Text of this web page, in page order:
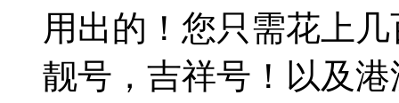
用出的！您只需花上
靓号，吉祥号！以及